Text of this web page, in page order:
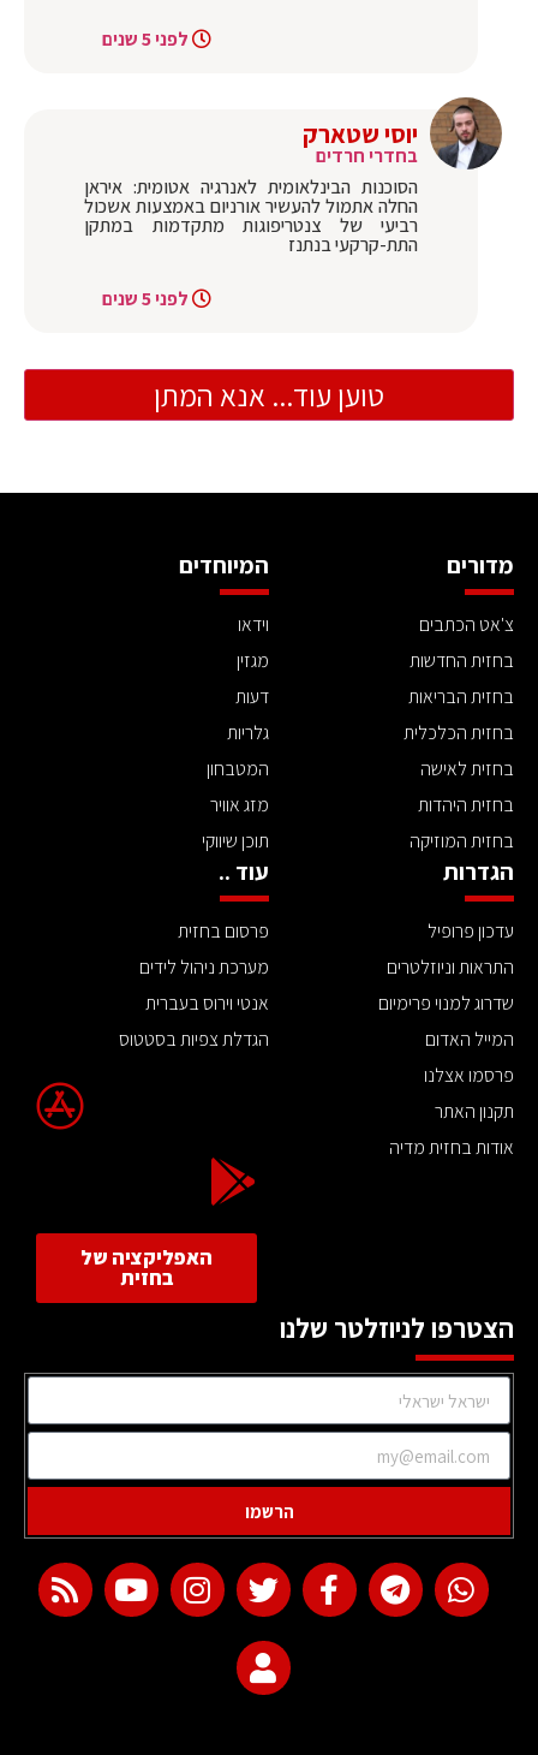
לפני 5 שנים
יוסי שטארק
בחדרי חרדים
‏הסוכנות הבינלאומית לאנרגיה אטומית: איראן
החלה אתמול להעשיר אורניום באמצעות אשכול
רביעי של צנטריפוגות מתקדמות במתקן
התת-קרקעי בנתנז
לפני 5 שנים
טוען עוד... אנא המתן
מדורים
צ'אט הכתבים
בחזית החדשות
בחזית הבריאות
בחזית הכלכלית
בחזית לאישה
בחזית היהדות
בחזית המוזיקה
המיוחדים
וידאו
מגזין
דעות
גלריות
המטבחון
מזג אוויר
תוכן שיווקי
הגדרות
עדכון פרופיל
התראות וניוזלטרים
שדרוג למנוי פרימיום
המייל האדום
פרסמו אצלנו
תקנון האתר
אודות בחזית מדיה
עוד ..
פרסום בחזית
מערכת ניהול לידים
אנטי וירוס בעברית
הגדלת צפיות בסטטוס
האפליקציה של
בחזית
הצטרפו לניוזלטר שלנו
הרשמו